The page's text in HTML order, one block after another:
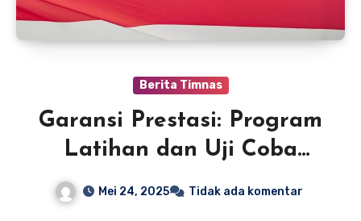
Berita Timnas
Garansi Prestasi: Program
Latihan dan Uji Coba
Timnas U-17 yang Bikin
Mei 24, 2025 Tidak ada komentar